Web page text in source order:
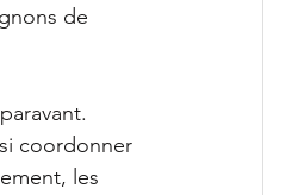
de
coordonner
les